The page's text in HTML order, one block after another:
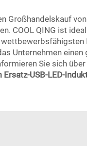
Großhandelskauf
COOL QING ist
Unternehmen
Sie sich
USB-LED-